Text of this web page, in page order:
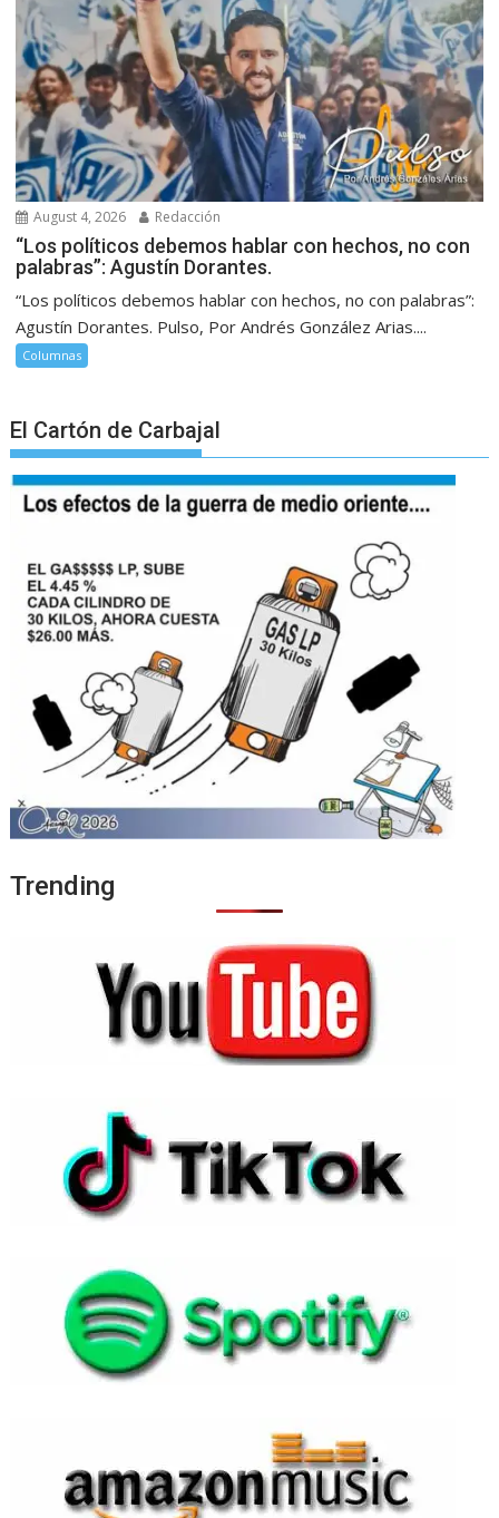
August 4, 2026 Redacción
“Los políticos debemos hablar con hechos, no con
palabras”: Agustín Dorantes.
“Los políticos debemos hablar con hechos, no con palabras”:
Agustín Dorantes. Pulso, Por Andrés González Arias....
Columnas
El Cartón de Carbajal
Trending